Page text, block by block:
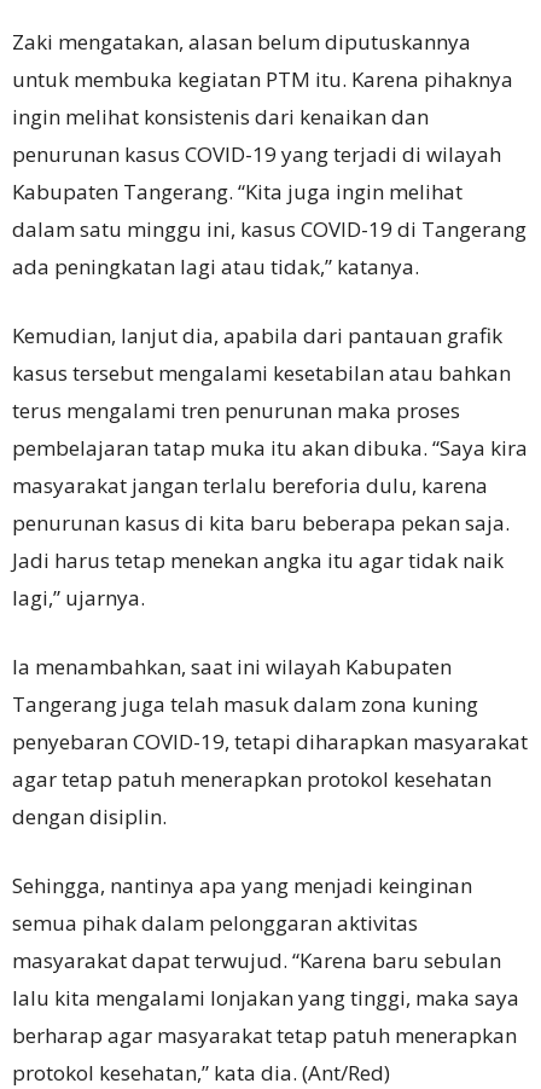
Zaki mengatakan, alasan belum diputuskannya
untuk membuka kegiatan PTM itu. Karena pihaknya
ingin melihat konsistenis dari kenaikan dan
penurunan kasus COVID-19 yang terjadi di wilayah
Kabupaten Tangerang. “Kita juga ingin melihat
dalam satu minggu ini, kasus COVID-19 di Tangerang
ada peningkatan lagi atau tidak,” katanya.
Kemudian, lanjut dia, apabila dari pantauan grafik
kasus tersebut mengalami kesetabilan atau bahkan
terus mengalami tren penurunan maka proses
pembelajaran tatap muka itu akan dibuka. “Saya kira
masyarakat jangan terlalu bereforia dulu, karena
penurunan kasus di kita baru beberapa pekan saja.
Jadi harus tetap menekan angka itu agar tidak naik
lagi,” ujarnya.
Ia menambahkan, saat ini wilayah Kabupaten
Tangerang juga telah masuk dalam zona kuning
penyebaran COVID-19, tetapi diharapkan masyarakat
agar tetap patuh menerapkan protokol kesehatan
dengan disiplin.
Sehingga, nantinya apa yang menjadi keinginan
semua pihak dalam pelonggaran aktivitas
masyarakat dapat terwujud. “Karena baru sebulan
lalu kita mengalami lonjakan yang tinggi, maka saya
berharap agar masyarakat tetap patuh menerapkan
protokol kesehatan,” kata dia. (Ant/Red)